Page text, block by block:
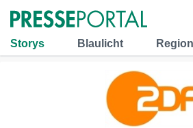
Storys Blaulicht